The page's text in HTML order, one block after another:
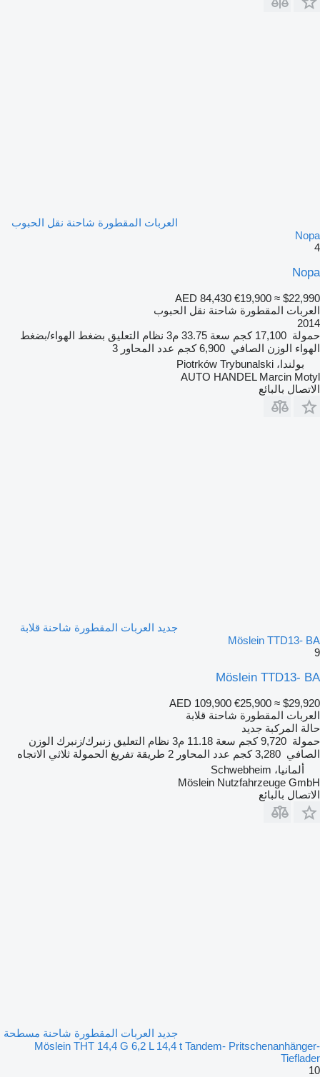
العربات المقطورة شاحنة نقل الحبوب
Nopa
4
Nopa
AED 84,430 €19,900 ≈ $22,990
العربات المقطورة شاحنة نقل الحبوب
2014
حمولة 17,100 كجم سعة 33.75 م3 نظام التعليق بضغط الهواء/بضغط
الهواء الوزن الصافي 6,900 كجم عدد المحاور 3
بولندا، Piotrków Trybunalski
AUTO HANDEL Marcin Motyl
الاتصال بالبائع
جديد العربات المقطورة شاحنة قلابة
Möslein TTD13- BA
9
Möslein TTD13- BA
AED 109,900 €25,900 ≈ $29,920
العربات المقطورة شاحنة قلابة
حالة المركبة جديد
حمولة 9,720 كجم سعة 11.18 م3 نظام التعليق زنبرك/زنبرك الوزن
الصافي 3,280 كجم عدد المحاور 2 طريقة تفريغ الحمولة ثلاثي الاتجاه
ألمانيا، Schwebheim
Möslein Nutzfahrzeuge GmbH
الاتصال بالبائع
جديد العربات المقطورة شاحنة مسطحة
Möslein THT 14,4 G 6,2 L 14,4 t Tandem- Pritschenanhänger-
Tieflader
10